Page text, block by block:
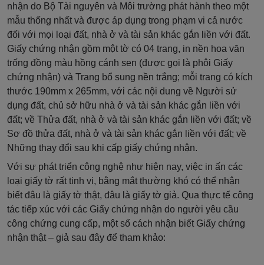
nhận do Bộ Tài nguyên và Môi trường phát hành theo một
mẫu thống nhất và được áp dụng trong phạm vi cả nước
đối với mọi loại đất, nhà ở và tài sản khác gắn liền với đất.
Giấy chứng nhận gồm một tờ có 04 trang, in nền hoa văn
trống đồng màu hồng cánh sen (được gọi là phôi Giấy
chứng nhận) và Trang bổ sung nền trắng; mỗi trang có kích
thước 190mm x 265mm, với các nội dung về Người sử
dụng đất, chủ sở hữu nhà ở và tài sản khác gắn liền với
đất; về Thửa đất, nhà ở và tài sản khác gắn liền với đất; về
Sơ đồ thửa đất, nhà ở và tài sản khác gắn liền với đất; về
Những thay đổi sau khi cấp giấy chứng nhận.
Với sự phát triển công nghệ như hiện nay, việc in ấn các
loại giấy tờ rất tinh vi, bằng mắt thường khó có thể nhận
biết đâu là giấy tờ thật, đâu là giấy tờ giả. Qua thực tế công
tác tiếp xúc với các Giấy chứng nhận do người yêu cầu
công chứng cung cấp, một số cách nhận biết Giấy chứng
nhận thật – giả sau đây để tham khảo: